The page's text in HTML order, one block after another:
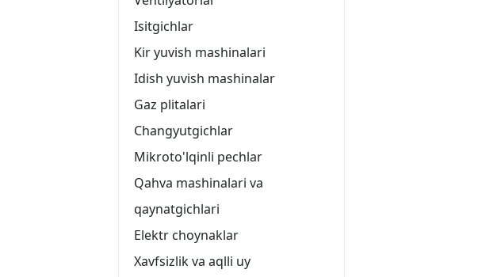
Isitgichlar
Kir yuvish mashinalari
Idish yuvish mashinalar
Gaz plitalari
Changyutgichlar
Mikroto'lqinli pechlar
Qahva mashinalari va
qaynatgichlari
Elektr choynaklar
Xavfsizlik va aqlli uy